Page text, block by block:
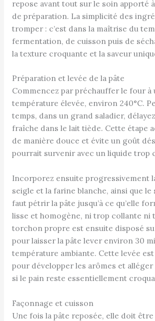
repose avant tout sur le soin apporté
de préparation. La simplicité des
tromper : c’est dans la maîtrise du
fermentation, de cuisson puis de
la texture croquante et la saveur
Préparation et levée de la pâte
Commencez par préchauffer le four à
température élevée, environ 240°C.
temps, dans un grand saladier,
fraîche dans le lait tiède. Cette étape
de manière douce et évite un goût
pourrait survenir avec un liquide trop
Incorporez ensuite progressivement
seigle et la farine blanche, ainsi que le
faut pétrir la pâte jusqu’à ce qu’elle
lisse et homogène, ni trop collante ni
torchon propre est ensuite disposé
pour laisser la pâte lever environ 30
température ambiante. Cette levée
pour développer les arômes et alléger
si le pain reste essentiellement
Façonnage et cuisson
Une fois la pâte reposée, elle doit